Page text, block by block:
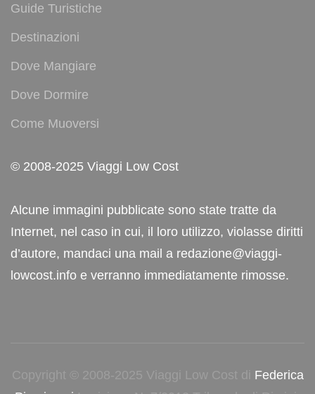
Guide Turistiche
Destinazioni
Dove Mangiare
Dove Dormire
Come Muoversi
© 2008-2025 Viaggi Low Cost
Alcune immagini pubblicate sono state tratte da
Internet, nel caso in cui, il loro utilizzo, violasse diritti
d’autore, mandaci una mail a redazione@viaggi-
lowcost.info e verranno immediatamente rimosse.
Copyright © 2008-2025 Viaggi Low Cost di Federica